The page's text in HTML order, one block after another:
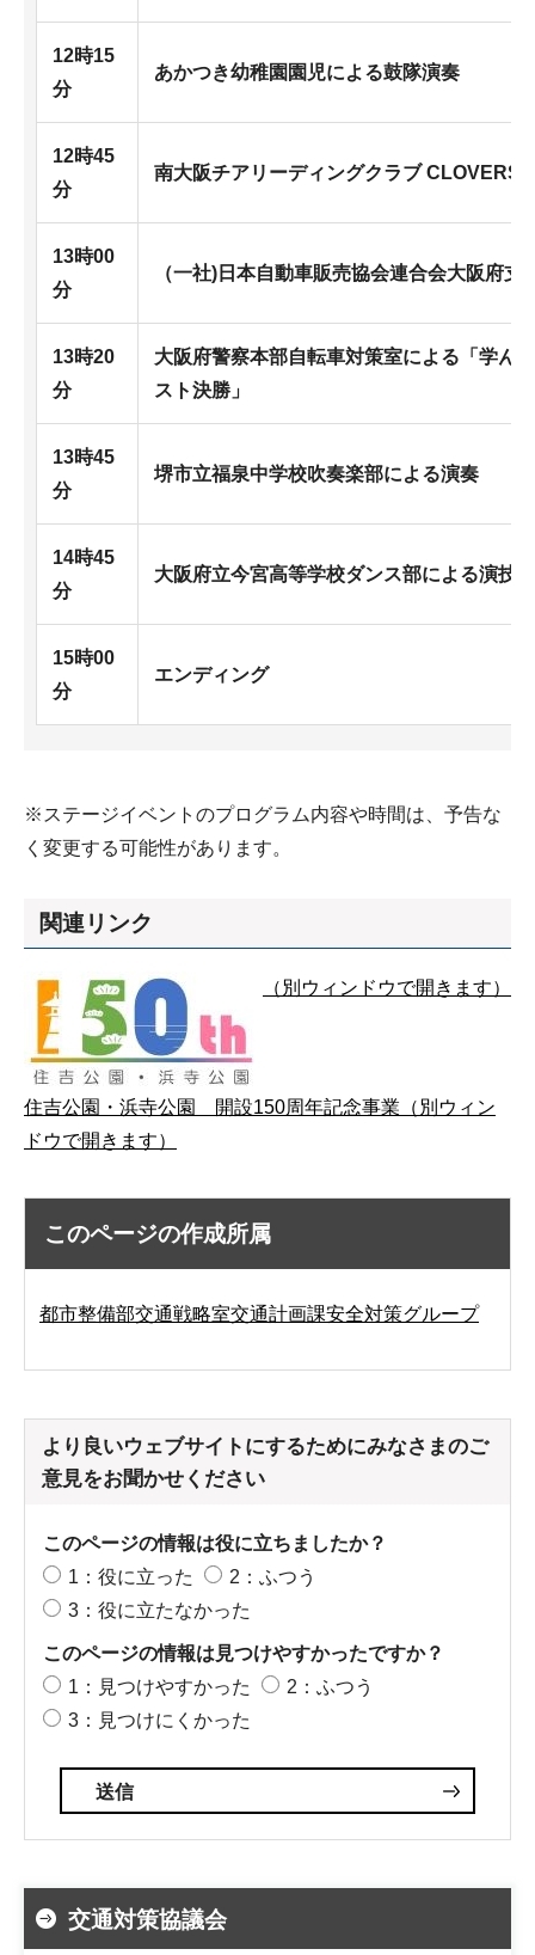
12時15
分
あかつき幼稚園園児による鼓隊演奏
12時45
分
南大阪チアリーディングクラブ CLOVERS
13時00
分
（一社)日本自動車販売協会連合会大阪府支
13時20
分
大阪府警察本部自転車対策室による「学ん
スト決勝」
13時45
分
堺市立福泉中学校吹奏楽部による演奏
14時45
分
大阪府立今宮高等学校ダンス部による演技
15時00
分
エンディング
※ステージイベントのプログラム内容や時間は、予告な
く変更する可能性があります。
関連リンク
（別ウィンドウで開きます）
住吉公園・浜寺公園 開設150周年記念事業（別ウィン
ドウで開きます）
このページの作成所属
都市整備部交通戦略室交通計画課安全対策グループ
より良いウェブサイトにするためにみなさまのご
意見をお聞かせください
このページの情報は役に立ちましたか？
1：役に立った
2：ふつう
3：役に立たなかった
このページの情報は見つけやすかったですか？
1：見つけやすかった
2：ふつう
3：見つけにくかった
交通対策協議会